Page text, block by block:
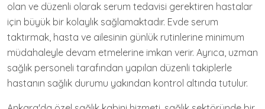
olan ve düzenli olarak serum tedavisi gerektiren hastalar
için büyük bir kolaylık sağlamaktadır. Evde serum
taktırmak, hasta ve ailesinin günlük rutinlerine minimum
müdahaleyle devam etmelerine imkan verir. Ayrıca, uzman
sağlık personeli tarafından yapılan düzenli takiplerle
hastanın sağlık durumu yakından kontrol altında tutulur.